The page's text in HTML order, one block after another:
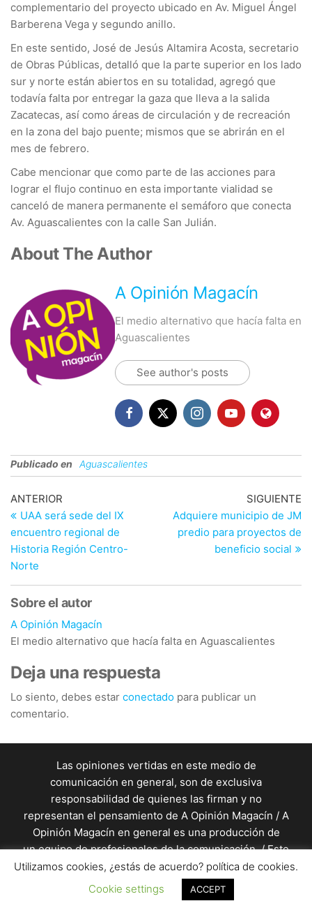
complementario del proyecto ubicado en Av. Miguel Ángel
Barberena Vega y segundo anillo.
En este sentido, José de Jesús Altamira Acosta, secretario
de Obras Públicas, detalló que la parte superior en los lado
sur y norte están abiertos en su totalidad, agregó que
todavía falta por entregar la gaza que lleva a la salida
Zacatecas, así como áreas de circulación y de recreación
en la zona del bajo puente; mismos que se abrirán en el
mes de febrero.
Cabe mencionar que como parte de las acciones para
lograr el flujo continuo en esta importante vialidad se
canceló de manera permanente el semáforo que conecta
Av. Aguascalientes con la calle San Julián.
About The Author
A Opinión Magacín
El medio alternativo que hacía falta en
Aguascalientes
See author's posts
Publicado en Aguascalientes
Navegación
de
entradas
Entrada
anterior
ANTERIOR
UAA será sede del IX
encuentro regional de
Historia Región Centro-
Norte
SIGUIENTE
Adquiere municipio de JM
predio para proyectos de
beneficio social
Sobre el autor
A Opinión Magacín
El medio alternativo que hacía falta en Aguascalientes
Deja una respuesta
Lo siento, debes estar conectado para publicar un
comentario.
Las opiniones vertidas en este medio de
comunicación en general, son de exclusiva
responsabilidad de quienes las firman y no
representan el pensamiento de A Opinión Magacín / A
Opinión Magacín en general es una producción de
un equipo de profesionales de la comunicación. / Este
sitio está almacenado en un servidor de
seyerhost.com
Utilizamos cookies, ¿estás de acuerdo? política de cookies.
Cookie settings
ACCEPT